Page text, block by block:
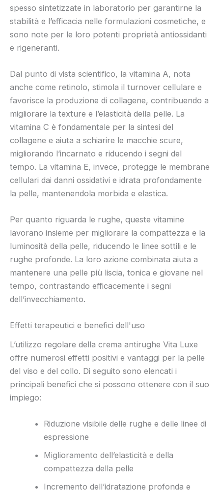
spesso sintetizzate in laboratorio per garantirne la
stabilità e l’efficacia nelle formulazioni cosmetiche, e
sono note per le loro potenti proprietà antiossidanti
e rigeneranti.
Dal punto di vista scientifico, la vitamina A, nota
anche come retinolo, stimola il turnover cellulare e
favorisce la produzione di collagene, contribuendo a
migliorare la texture e l’elasticità della pelle. La
vitamina C è fondamentale per la sintesi del
collagene e aiuta a schiarire le macchie scure,
migliorando l’incarnato e riducendo i segni del
tempo. La vitamina E, invece, protegge le membrane
cellulari dai danni ossidativi e idrata profondamente
la pelle, mantenendola morbida e elastica.
Per quanto riguarda le rughe, queste vitamine
lavorano insieme per migliorare la compattezza e la
luminosità della pelle, riducendo le linee sottili e le
rughe profonde. La loro azione combinata aiuta a
mantenere una pelle più liscia, tonica e giovane nel
tempo, contrastando efficacemente i segni
dell’invecchiamento.
Effetti terapeutici e benefici dell'uso
L’utilizzo regolare della crema antirughe Vita Luxe
offre numerosi effetti positivi e vantaggi per la pelle
del viso e del collo. Di seguito sono elencati i
principali benefici che si possono ottenere con il suo
impiego:
Riduzione visibile delle rughe e delle linee di
espressione
Miglioramento dell’elasticità e della
compattezza della pelle
Incremento dell’idratazione profonda e